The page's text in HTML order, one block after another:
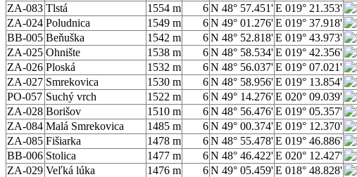
ZA-083 Tlstá 1554 m 6N 48° 57.451'E 019° 21.353'
ZA-024 Poludnica 1549 m 6N 49° 01.276'E 019° 37.918'
BB-005 Beňuška 1542 m 6N 48° 52.818'E 019° 43.973'
ZA-025 Ohnište 1538 m 6N 48° 58.534'E 019° 42.356'
ZA-026 Ploská 1532 m 6N 48° 56.037'E 019° 07.021'
ZA-027 Smrekovica 1530 m 6N 48° 58.956'E 019° 13.854'
PO-057 Suchý vrch 1522 m 6N 49° 14.276'E 020° 09.039'
ZA-028 Borišov 1510 m 6N 48° 56.476'E 019° 05.357'
ZA-084 Malá Smrekovica 1485 m 6N 49° 00.374'E 019° 12.370'
ZA-085 Fišiarka 1478 m 6N 48° 55.478'E 019° 46.886'
BB-006 Stolica 1477 m 6N 48° 46.422'E 020° 12.427'
ZA-029 Veľká lúka 1476 m 6N 49° 05.459'E 018° 48.828'